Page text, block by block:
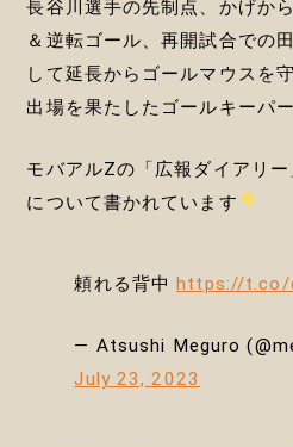
長谷川選手の先制点、かげか
＆逆転ゴール、再開試合での
して延長からゴールマウスを
出場を果たしたゴールキーパ
モバアルZの「広報ダイアリ
について書かれています
頼れる背中https://t.co/
— Atsushi Meguro
July 23, 2023